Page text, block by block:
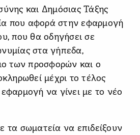
και Δημόσιας Τάξης
που αφορά στην εφαρμογή
που θα οδηγήσει σε
στα γήπεδα,
των προσφορών και ο
μέχρι το τέλος
να γίνει με το νέο
τα σωματεία να επιδείξουν